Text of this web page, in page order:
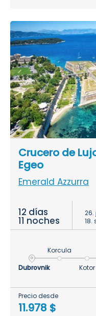
Crucero de
Egeo
Emerald Azzurra
12 días
11 noches
26.
18.
Dubrovnik
Korcula
Kotor
Precio desde
11.978 $